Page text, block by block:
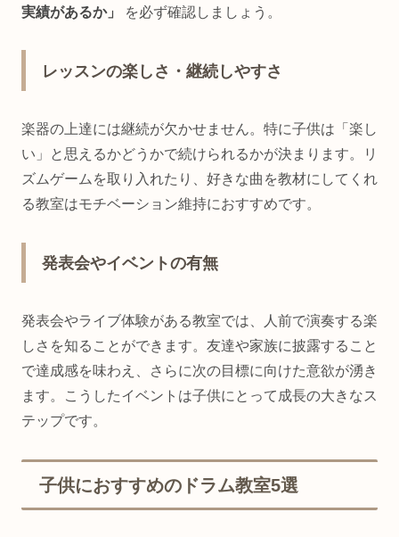
実績があるか」 を必ず確認しましょう。
レッスンの楽しさ・継続しやすさ
楽器の上達には継続が欠かせません。特に子供は「楽し
い」と思えるかどうかで続けられるかが決まります。リ
ズムゲームを取り入れたり、好きな曲を教材にしてくれ
る教室はモチベーション維持におすすめです。
発表会やイベントの有無
発表会やライブ体験がある教室では、人前で演奏する楽
しさを知ることができます。友達や家族に披露すること
で達成感を味わえ、さらに次の目標に向けた意欲が湧き
ます。こうしたイベントは子供にとって成長の大きなス
テップです。
子供におすすめのドラム教室5選